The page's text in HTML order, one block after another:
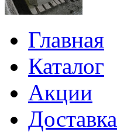
Главная
Каталог
Акции
Доставка